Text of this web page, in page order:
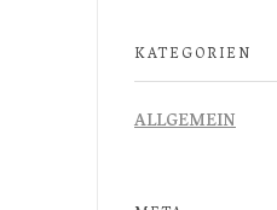
KATEGORIEN
ALLGEMEIN